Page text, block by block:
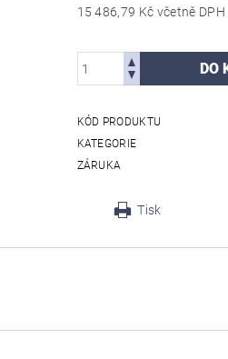
15 486,79 Kč včetně DPH
KÓD PRODUKTU
KATEGORIE
ZÁRUKA
Tisk